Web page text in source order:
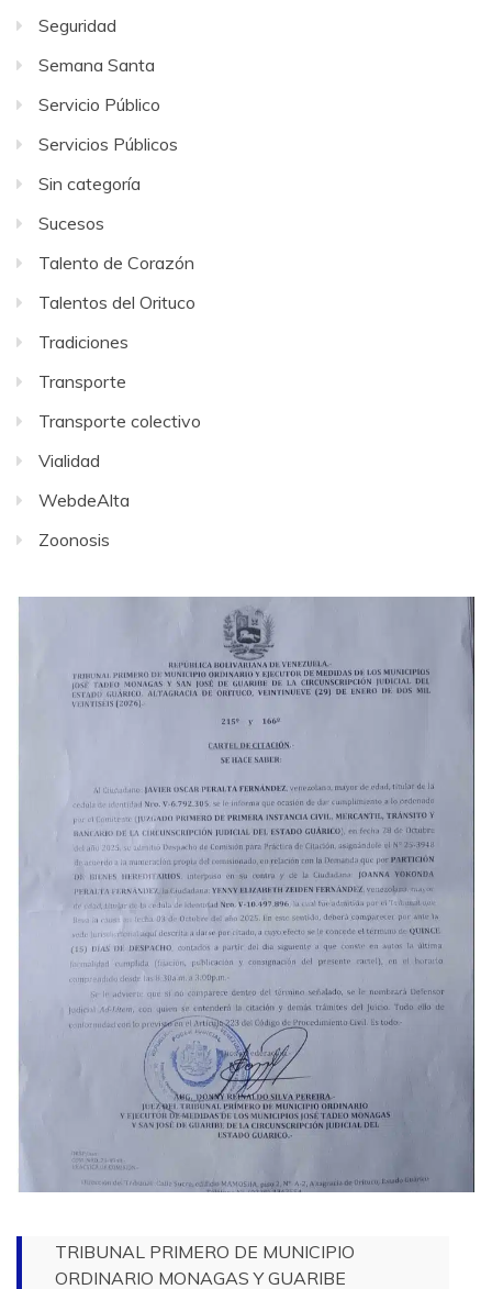
Seguridad
Semana Santa
Servicio Público
Servicios Públicos
Sin categoría
Sucesos
Talento de Corazón
Talentos del Orituco
Tradiciones
Transporte
Transporte colectivo
Vialidad
WebdeAlta
Zoonosis
TRIBUNAL PRIMERO DE MUNICIPIO
ORDINARIO MONAGAS Y GUARIBE